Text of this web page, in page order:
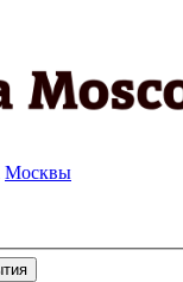
Москвы